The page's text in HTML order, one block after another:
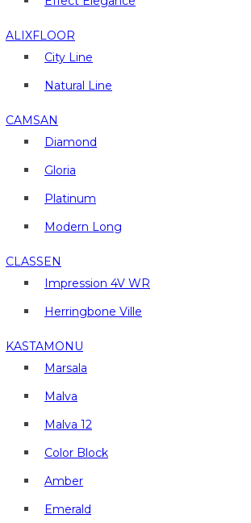
ALIXFLOOR
City Line
Natural Line
CAMSAN
Diamond
Gloria
Platinum
Modern Long
CLASSEN
Impression 4V WR
Herringbone Ville
KASTAMONU
Marsala
Malva
Malva 12
Color Block
Amber
Emerald